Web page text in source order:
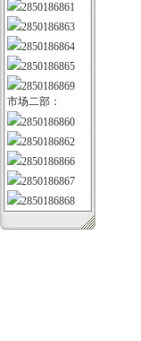
2850186861
2850186863
2850186864
2850186865
2850186869
市场二部：
2850186860
2850186862
2850186866
2850186867
2850186868